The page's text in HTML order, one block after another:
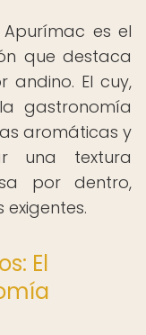
es el
que destaca
andino. El cuy,
gastronomía
aromáticas y
una textura
por dentro,
El